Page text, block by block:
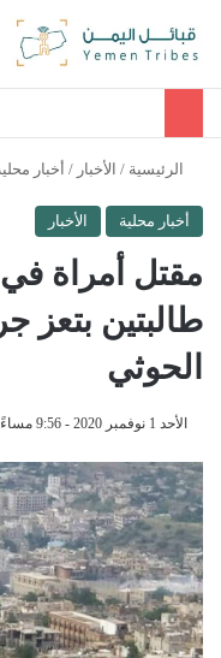
الرئيسية / الأخبار / أخبار
أخبار محلية الأخبار
مقتل أمراة
طالبتين بتعز
الحوثي
الأحد 1 نوفمبر 2020 - 9:56 مساءً